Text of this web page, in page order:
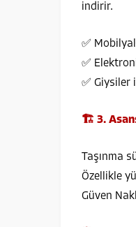
indirir.
✅
✅
✅ Giysiler
🏗️ 3.
Taşınma
Özellikle
Güven